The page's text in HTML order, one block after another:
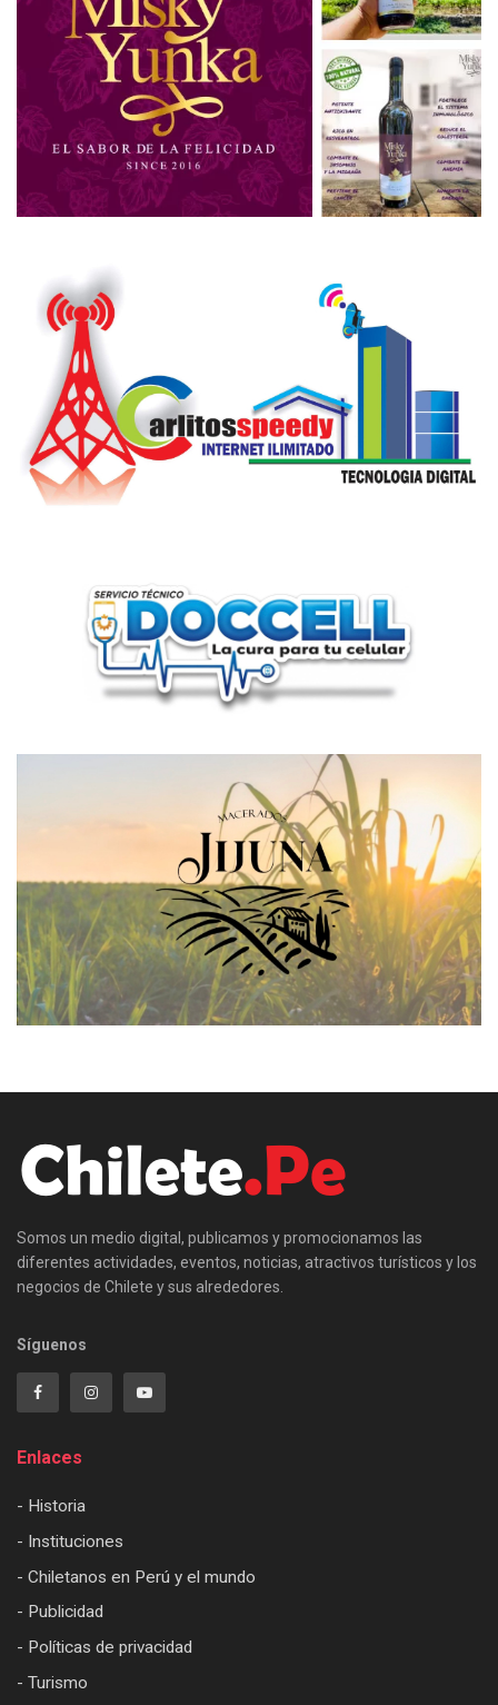
Somos un medio digital, publicamos y promocionamos las
diferentes actividades, eventos, noticias, atractivos turísticos y los
negocios de Chilete y sus alrededores.
Síguenos
Enlaces
- Historia
- Instituciones
- Chiletanos en Perú y el mundo
- Publicidad
- Políticas de privacidad
- Turismo